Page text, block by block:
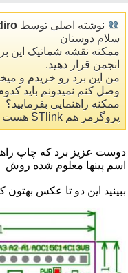
نوشته اصلی توسط
سلام دوستان
انجمن قرار دهید.
من این برد رو خریدم و
وصل کنم نمیدونم باید
ممکنه راهنمایی بفرمایید؟
پروگرمر هم STlink هست
دوست عزیز برد که چاپ
اسم پینها معلوم شده روش
ببینید این دو تا عکس